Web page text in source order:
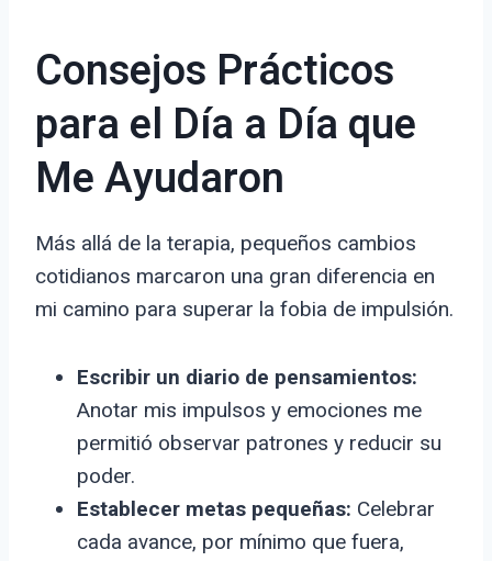
Consejos Prácticos
para el Día a Día que
Me Ayudaron
Más allá de la terapia, pequeños cambios
cotidianos marcaron una gran diferencia en
mi camino para superar la fobia de impulsión.
Escribir un diario de pensamientos:
Anotar mis impulsos y emociones me
permitió observar patrones y reducir su
poder.
Establecer metas pequeñas: Celebrar
cada avance, por mínimo que fuera,